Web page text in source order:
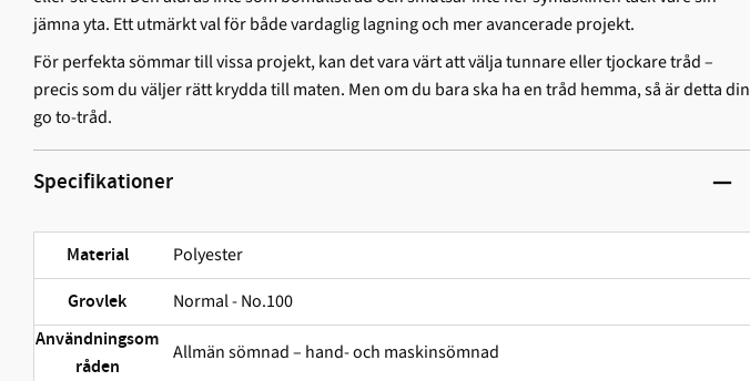
jämna yta. Ett utmärkt val för både vardaglig lagning och mer avancerade projekt.
För perfekta sömmar till vissa projekt, kan det vara värt att välja tunnare eller tjockare tråd –
precis som du väljer rätt krydda till maten. Men om du bara ska ha en tråd hemma, så är detta din
go to-tråd.
Specifikationer
Material Polyester
Grovlek Normal - No.100
Användningsom
råden
Allmän sömnad – hand- och maskinsömnad